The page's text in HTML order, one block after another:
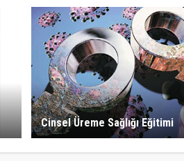
Cinsel Üreme Sağlığı Eğitimi